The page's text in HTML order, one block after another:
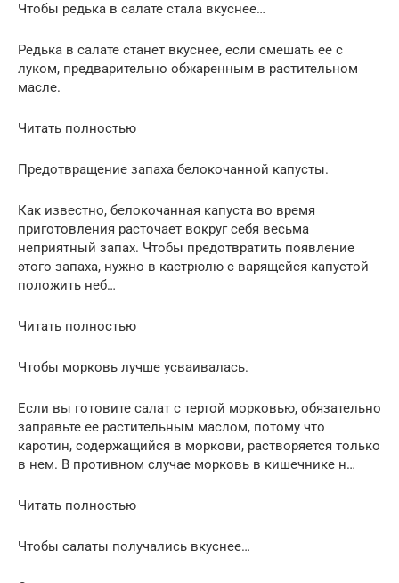
Чтобы редька в салате стала вкуснее…
Редька в салате станет вкуснее, если смешать ее с
луком, предварительно обжаренным в растительном
масле.
Читать полностью
Предотвращение запаха белокочанной капусты.
Как известно, белокочанная капуста во время
приготовления расточает вокруг себя весьма
неприятный запах. Чтобы предотвратить появление
этого запаха, нужно в кастрюлю с варящейся капустой
положить неб…
Читать полностью
Чтобы морковь лучше усваивалась.
Если вы готовите салат с тертой морковью, обязательно
заправьте ее растительным маслом, потому что
каротин, содержащийся в моркови, растворяется только
в нем. В противном случае морковь в кишечнике н…
Читать полностью
Чтобы салаты получались вкуснее…